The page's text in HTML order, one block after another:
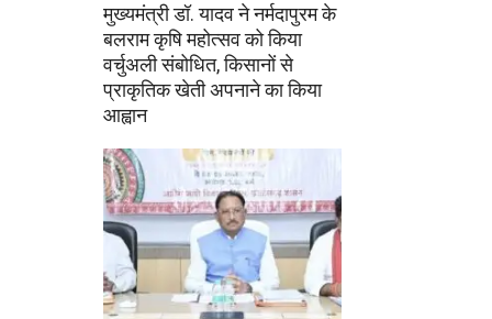
मुख्यमंत्री डॉ. यादव ने नर्मदापुरम के
बलराम कृषि महोत्सव को किया
वर्चुअली संबोधित, किसानों से
प्राकृतिक खेती अपनाने का किया
आह्वान